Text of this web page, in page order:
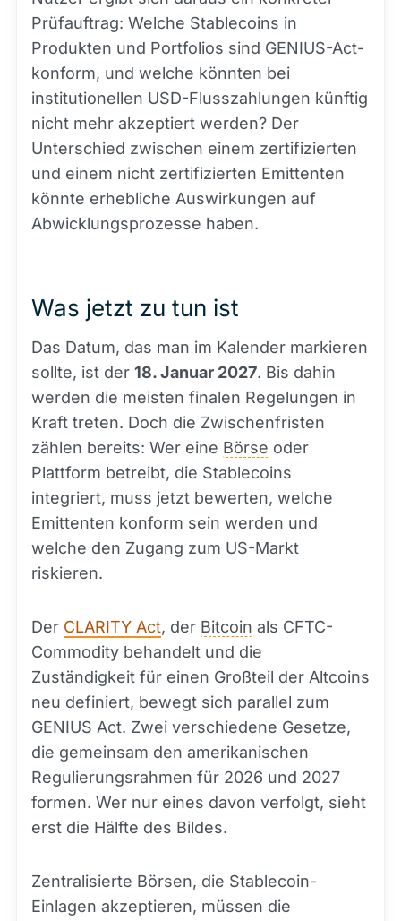
Prüfauftrag: Welche Stablecoins in
Produkten und Portfolios sind GENIUS-Act-
konform, und welche könnten bei
institutionellen USD-Flusszahlungen künftig
nicht mehr akzeptiert werden? Der
Unterschied zwischen einem zertifizierten
und einem nicht zertifizierten Emittenten
könnte erhebliche Auswirkungen auf
Abwicklungsprozesse haben.
Was jetzt zu tun ist
Das Datum, das man im Kalender markieren
sollte, ist der 18. Januar 2027. Bis dahin
werden die meisten finalen Regelungen in
Kraft treten. Doch die Zwischenfristen
zählen bereits: Wer eine Börse oder
Plattform betreibt, die Stablecoins
integriert, muss jetzt bewerten, welche
Emittenten konform sein werden und
welche den Zugang zum US-Markt
riskieren.
Der CLARITY Act, der Bitcoin als CFTC-
Commodity behandelt und die
Zuständigkeit für einen Großteil der Altcoins
neu definiert, bewegt sich parallel zum
GENIUS Act. Zwei verschiedene Gesetze,
die gemeinsam den amerikanischen
Regulierungsrahmen für 2026 und 2027
formen. Wer nur eines davon verfolgt, sieht
erst die Hälfte des Bildes.
Zentralisierte Börsen, die Stablecoin-
Einlagen akzeptieren, müssen die